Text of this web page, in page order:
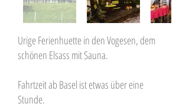
Urige Ferienhuette in den Vogesen, dem
schönen Elsass mit Sauna.
Fahrtzeit ab Basel ist etwas über eine
Stunde.